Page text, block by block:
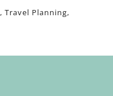
Travel Planning